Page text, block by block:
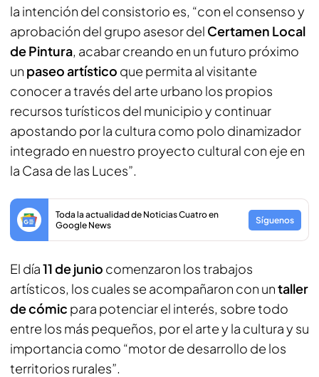
la intención del consistorio es, “con el consenso y
aprobación del grupo asesor del Certamen Local
de Pintura, acabar creando en un futuro próximo
un paseo artístico que permita al visitante
conocer a través del arte urbano los propios
recursos turísticos del municipio y continuar
apostando por la cultura como polo dinamizador
integrado en nuestro proyecto cultural con eje en
la Casa de las Luces”.
Toda la actualidad de Noticias Cuatro en
Google News
Síguenos
El día11 de junio comenzaron los trabajos
artísticos, los cuales se acompañaron con untaller
de cómic para potenciar el interés, sobre todo
entre los más pequeños, por el arte y la cultura y su
importancia como “motor de desarrollo de los
territorios rurales”.